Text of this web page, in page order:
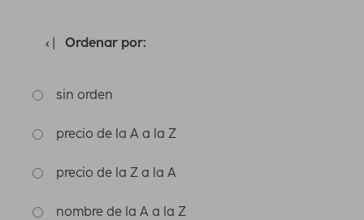
Ordenar por:
sin orden
precio de la A a la Z
precio de la Z a la A
nombre de la A a la Z